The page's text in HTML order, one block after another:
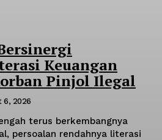
Keuangan
Pinjol Ilegal
6, 2026
terus berkembangnya
persoalan rendahnya literasi